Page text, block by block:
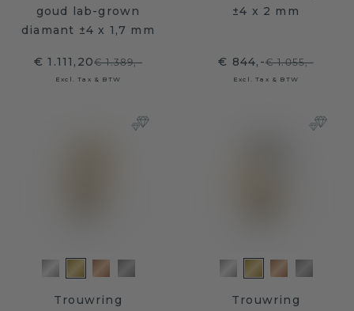
goud lab-grown
diamant ±4 x 1,7 mm
€ 1.111,20€ 1.389,-
Excl. Tax & BTW
±4 x 2 mm
€ 844,-€ 1.055,-
Excl. Tax & BTW
Trouwring
Trouwring